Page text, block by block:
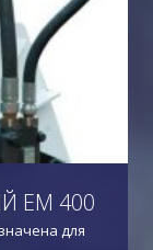
ЕМ 400
для